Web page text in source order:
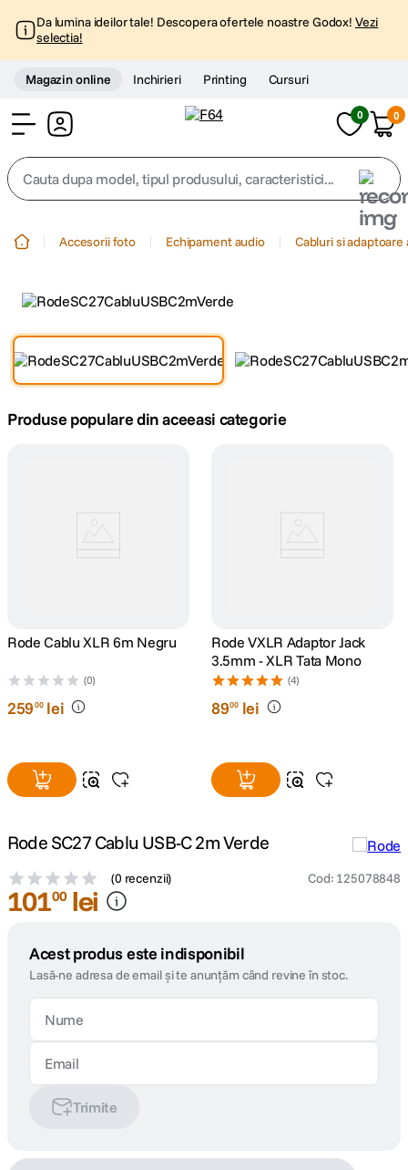
Da lumina ideilor tale! Descopera ofertele noastre Godox! Vezi
selectia!
Magazin online Inchirieri Printing Cursuri
0 0
Cauta dupa model, tipul produsului, caracteristici...
3. trepied telefon
card memorie
Accesorii foto Echipament audio Cabluri si adaptoare
Produse populare din aceeasi categorie
Rode Cablu XLR 6m Negru
(0)
25900 lei
Rode VXLR Adaptor Jack
3.5mm - XLR Tata Mono
(4)
8900 lei
Rode SC27 Cablu USB-C 2m Verde
(0 recenzii) Cod: 125078848
10100 lei
Acest produs este indisponibil
Lasă-ne adresa de email și te anunțăm când revine în stoc.
Trimite